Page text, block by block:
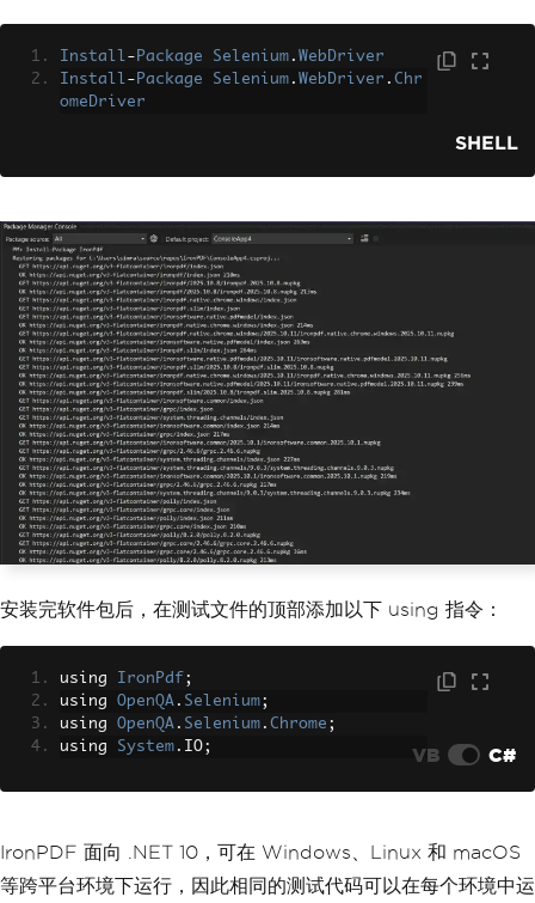
Install- Package Selenium . WebDriver
Install- Package Selenium . WebDriver . Chr
omeDriver
SHELL
安装完软件包后，在测试文件的顶部添加以下 using 指令：
using IronPdf ;
using OpenQA . Selenium ;
using OpenQA . Selenium . Chrome ;
using System . IO ; VB C#
IronPDF 面向 .NET 10，可在 Windows、Linux 和 macOS
等跨平台环境下运行，因此相同的测试代码可以在每个环境中运